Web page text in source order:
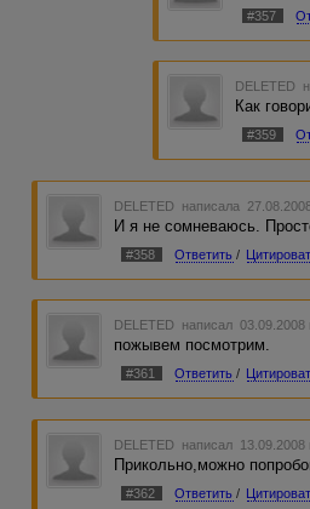
#357
DELETED
Как
#359
DELETED написала
И я не сомневаюсь.
#358 Ответить /
DELETED написал 03.09.2008
пожывем посмотрим.
#361 Ответить /
DELETED написал 13.09.2008
Прикольно,можно
#362 Ответить /